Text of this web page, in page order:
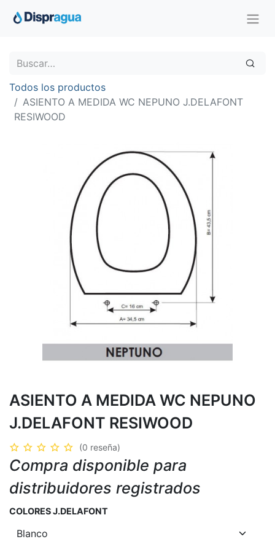
Todos los productos
ASIENTO A MEDIDA WC NEPUNO J.DELAFONT
RESIWOOD
ASIENTO A MEDIDA WC NEPUNO
J.DELAFONT RESIWOOD
(0 reseña)
Compra disponible para
distribuidores registrados
COLORES J.DELAFONT